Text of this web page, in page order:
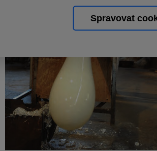
Spravovat